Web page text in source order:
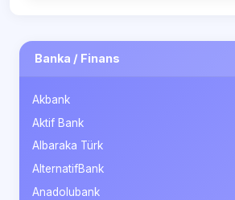
Banka / Finans
Akbank
Aktif Bank
Albaraka Türk
AlternatifBank
Anadolubank